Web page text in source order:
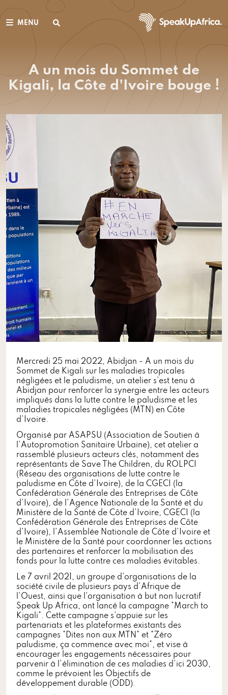
MENU
A un mois du Sommet de
Kigali, la Côte d'Ivoire bouge !
Mercredi 25 mai 2022, Abidjan - A un mois du
Sommet de Kigali sur les maladies tropicales
négligées et le paludisme, un atelier s'est tenu à
Abidjan pour renforcer la synergie entre les acteurs
impliqués dans la lutte contre le paludisme et les
maladies tropicales négligées (MTN) en Côte
d'Ivoire.
Organisé par ASAPSU (Association de Soutien à
l'Autopromotion Sanitaire Urbaine), cet atelier a
rassemblé plusieurs acteurs clés, notamment des
représentants de Save The Children, du ROLPCI
(Réseau des organisations de lutte contre le
paludisme en Côte d'Ivoire), de la CGECI (la
Confédération Générale des Entreprises de Côte
d'Ivoire), de l'Agence Nationale de la Santé et du
Ministère de la Santé de Côte d'Ivoire, CGECI (la
Confédération Générale des Entreprises de Côte
d'Ivoire), l'Assemblée Nationale de Côte d'Ivoire et
le Ministère de la Santé pour coordonner les actions
des partenaires et renforcer la mobilisation des
fonds pour la lutte contre ces maladies évitables.
Le 7 avril 2021, un groupe d'organisations de la
société civile de plusieurs pays d'Afrique de
l'Ouest, ainsi que l'organisation à but non lucratif
Speak Up Africa, ont lancé la campagne "March to
Kigali". Cette campagne s'appuie sur les
partenariats et les plateformes existants des
campagnes "Dites non aux MTN" et "Zéro
paludisme, ça commence avec moi", et vise à
encourager les engagements nécessaires pour
parvenir à l'élimination de ces maladies d'ici 2030,
comme le prévoient les Objectifs de
développement durable (ODD).